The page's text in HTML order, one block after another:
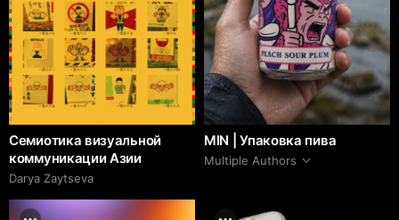
Семиотика визуальной
коммуникации Азии
Darya Zaytseva
MIN | Упаковка пива
Multiple Authors